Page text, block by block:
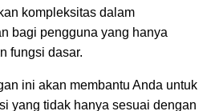
kompleksitas dalam
bagi pengguna yang hanya
fungsi dasar.
ini akan membantu Anda untuk
yang tidak hanya sesuai dengan